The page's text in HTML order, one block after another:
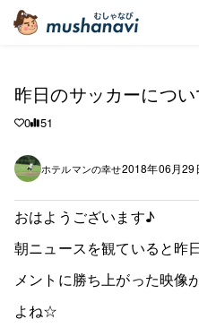
昨日のサッカーにつ
0 51
ホテルマンの幸せ2018年06月29
おはようございます♪
朝ニュースを観ていると昨
メントに勝ち上がった映像
よね☆